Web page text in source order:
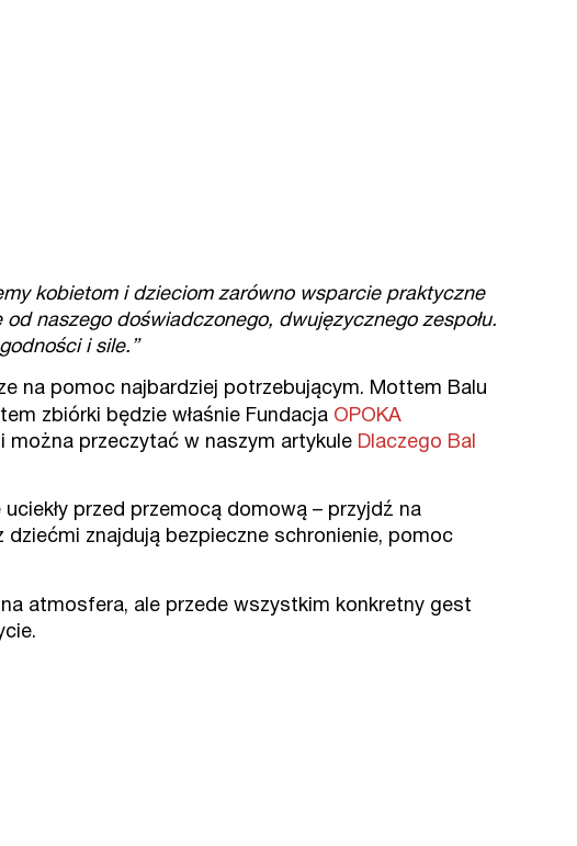
kobietom i dzieciom zarówno wsparcie praktyczne
naszego doświadczonego, dwujęzycznego zespołu.
i sile.”
na pomoc najbardziej potrzebującym. Mottem Balu
zbiórki będzie właśnie Fundacja OPOKA
można przeczytać w naszym artykule Dlaczego Bal
przed przemocą domową – przyjdź na
znajdują bezpieczne schronienie, pomoc
atmosfera, ale przede wszystkim konkretny gest